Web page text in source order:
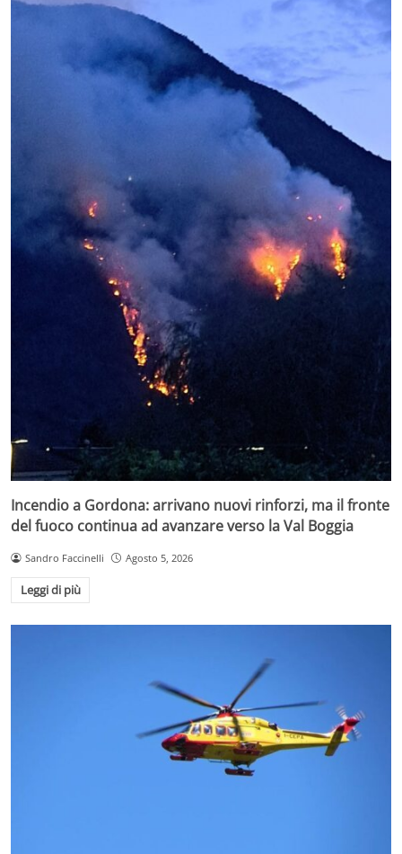
Incendio a Gordona: arrivano nuovi rinforzi, ma il fronte
del fuoco continua ad avanzare verso la Val Boggia
Sandro Faccinelli Agosto 5, 2026
Leggi di più